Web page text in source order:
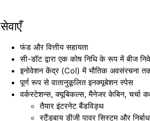
सेवाएँ
फंड और वित्तीय सहायता
सी-डॉट द्वारा एक कोष निधि के रूप में बीज
इनोवेशन केंद्र (CoI) में भौतिक अवसंरचना
पूर्ण रूप से वातानुकूलित इनक्यूबेशन स्पेस
वर्कस्टेशन्स, क्यूबिकल्स, मैनेजर केबिन, चर्चा
तैयार इंटरनेट बैंडविड्थ
स्टैंडबाय डीजी पावर सिस्टम और